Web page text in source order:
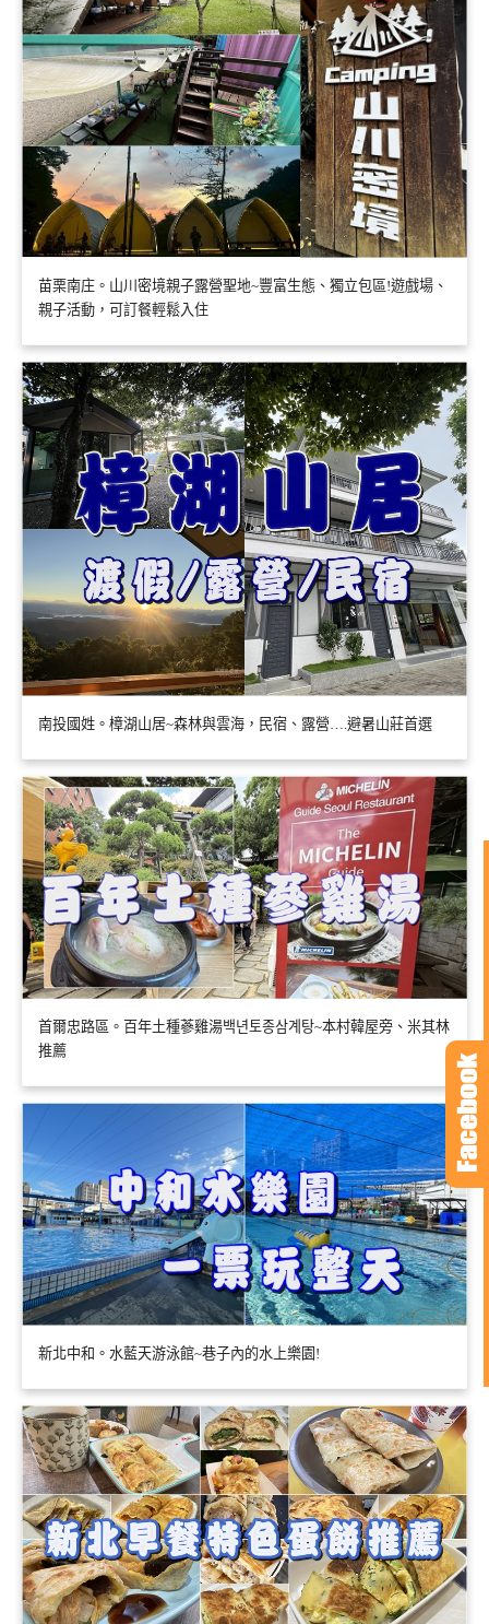
苗栗南庄。山川密境親子露營聖地~豐富生態、獨立包區!遊戲場、
親子活動，可訂餐輕鬆入住
南投國姓。樟湖山居~森林與雲海，民宿、露營….避暑山莊首選
首爾忠路區。百年土種蔘雞湯백년토종삼계탕~本村韓屋旁、米其林
推薦
新北中和。水藍天游泳館~巷子內的水上樂園!